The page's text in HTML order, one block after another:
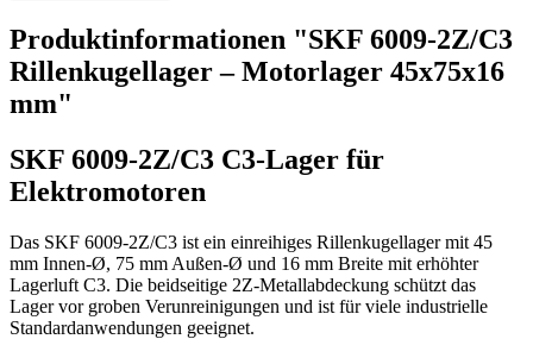
Produktinformationen "SKF 6009-2Z/C3
Rillenkugellager – Motorlager 45x75x16
mm"
SKF 6009-2Z/C3 C3-Lager für
Elektromotoren
Das SKF 6009-2Z/C3 ist ein einreihiges Rillenkugellager mit 45
mm Innen-Ø, 75 mm Außen-Ø und 16 mm Breite mit erhöhter
Lagerluft C3. Die beidseitige 2Z-Metallabdeckung schützt das
Lager vor groben Verunreinigungen und ist für viele industrielle
Standardanwendungen geeignet.